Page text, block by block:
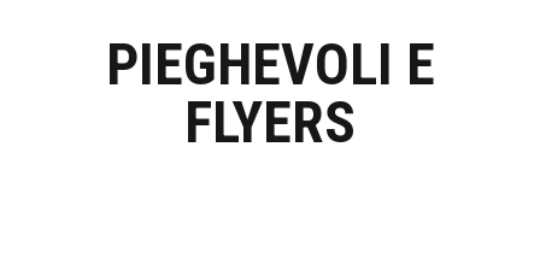
PIEGHEVOLI E
FLYERS